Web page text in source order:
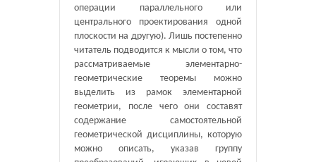
операции параллельного или
центрального проектирования одной
плоскости на другую). Лишь постепенно
читатель подводится к мысли о том, что
рассматриваемые элементарно-
геометрические теоремы можно
выделить из рамок элементарной
геометрии, после чего они составят
содержание самостоятельной
геометрической дисциплины, которую
можно описать, указав группу